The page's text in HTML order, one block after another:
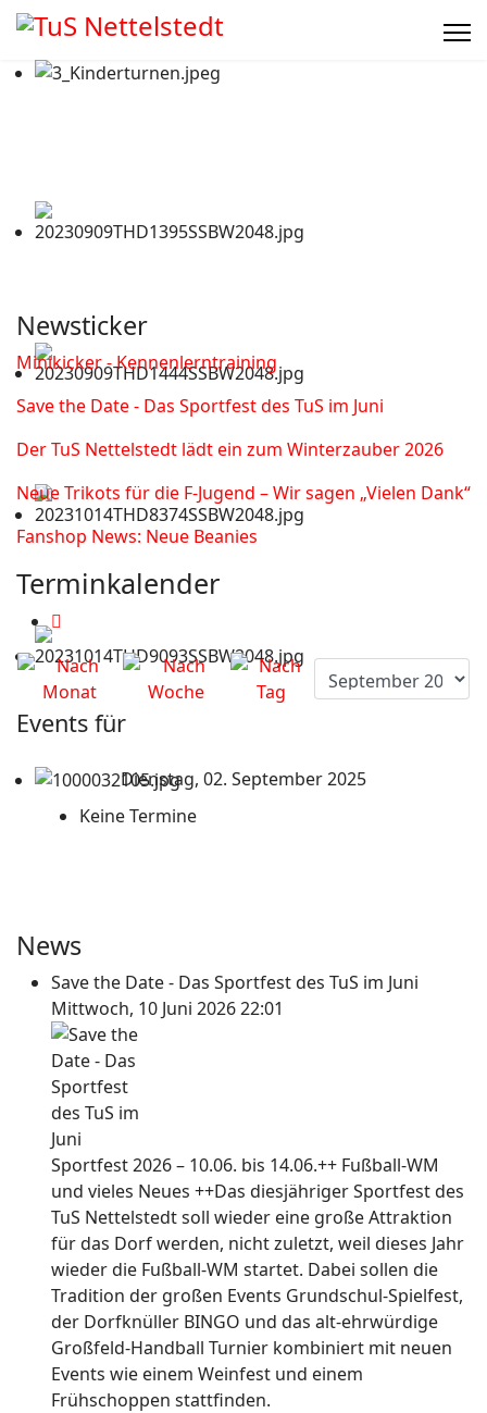
Newsticker
Minikicker - Kennenlerntraining
Save the Date - Das Sportfest des TuS im Juni
Der TuS Nettelstedt lädt ein zum Winterzauber 2026
Neue Trikots für die F-Jugend – Wir sagen „Vielen Dank“
Fanshop News: Neue Beanies
Terminkalender
Events für
Dienstag, 02. September 2025
Keine Termine
News
Save the Date - Das Sportfest des TuS im Juni
Mittwoch, 10 Juni 2026 22:01
Sportfest 2026 – 10.06. bis 14.06.++ Fußball-WM
und vieles Neues ++Das diesjähriger Sportfest des
TuS Nettelstedt soll wieder eine große Attraktion
für das Dorf werden, nicht zuletzt, weil dieses Jahr
wieder die Fußball-WM startet. Dabei sollen die
Tradition der großen Events Grundschul-Spielfest,
der Dorfknüller BINGO und das alt-ehrwürdige
Großfeld-Handball Turnier kombiniert mit neuen
Events wie einem Weinfest und einem
Frühschoppen stattfinden.